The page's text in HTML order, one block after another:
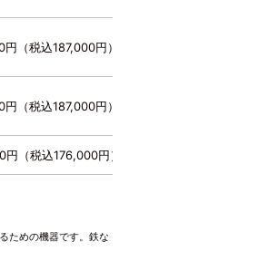
（税込187,000円）
（税込187,000円）
（税込176,000円）
ための機器です。鉄な